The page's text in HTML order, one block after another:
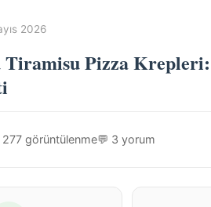
2026
Tiramisu Pizza
görüntülenme💬 3 yorum